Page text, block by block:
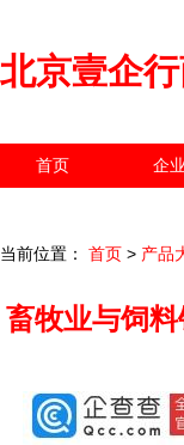
北京壹企
首页 企
当前位置： 首页 > 产品
畜牧业与饲